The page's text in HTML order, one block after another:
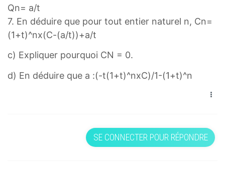
Qn= a/t
7. En déduire que pour tout entier naturel n, Cn=
(1+t)^nx(C-(a/t))+a/t
c) Expliquer pourquoi CN = 0.
d) En déduire que a :(-t(1+t)^nxC)/1-(1+t)^n
SE CONNECTER POUR RÉPONDRE